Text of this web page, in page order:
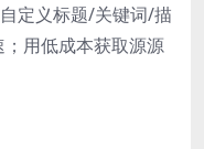
定义标题/关键词/描
用低成本获取源源